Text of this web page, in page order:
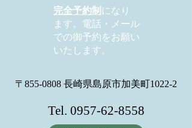
完全予約制 になり
ます。電話・メール
での御予約をお願い
いたします。
〒855-0808 長崎県島原市加美町1022-2
Tel. 0957-62-8558